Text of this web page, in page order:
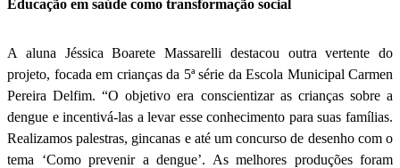
Educação em saúde como transformação social
A aluna
Jéssica Boarete Massarelli destacou outra vertente do
projeto, focada em crianças da 5ª série da Escola Municipal Carmen
Pereira Delfim. “O objetivo era conscientizar as crianças sobre a
dengue e incentivá-las a levar esse conhecimento para suas famílias.
Realizamos palestras, gincanas e até um concurso de desenho com o
tema ‘Como prevenir a dengue’. As melhores produções foram